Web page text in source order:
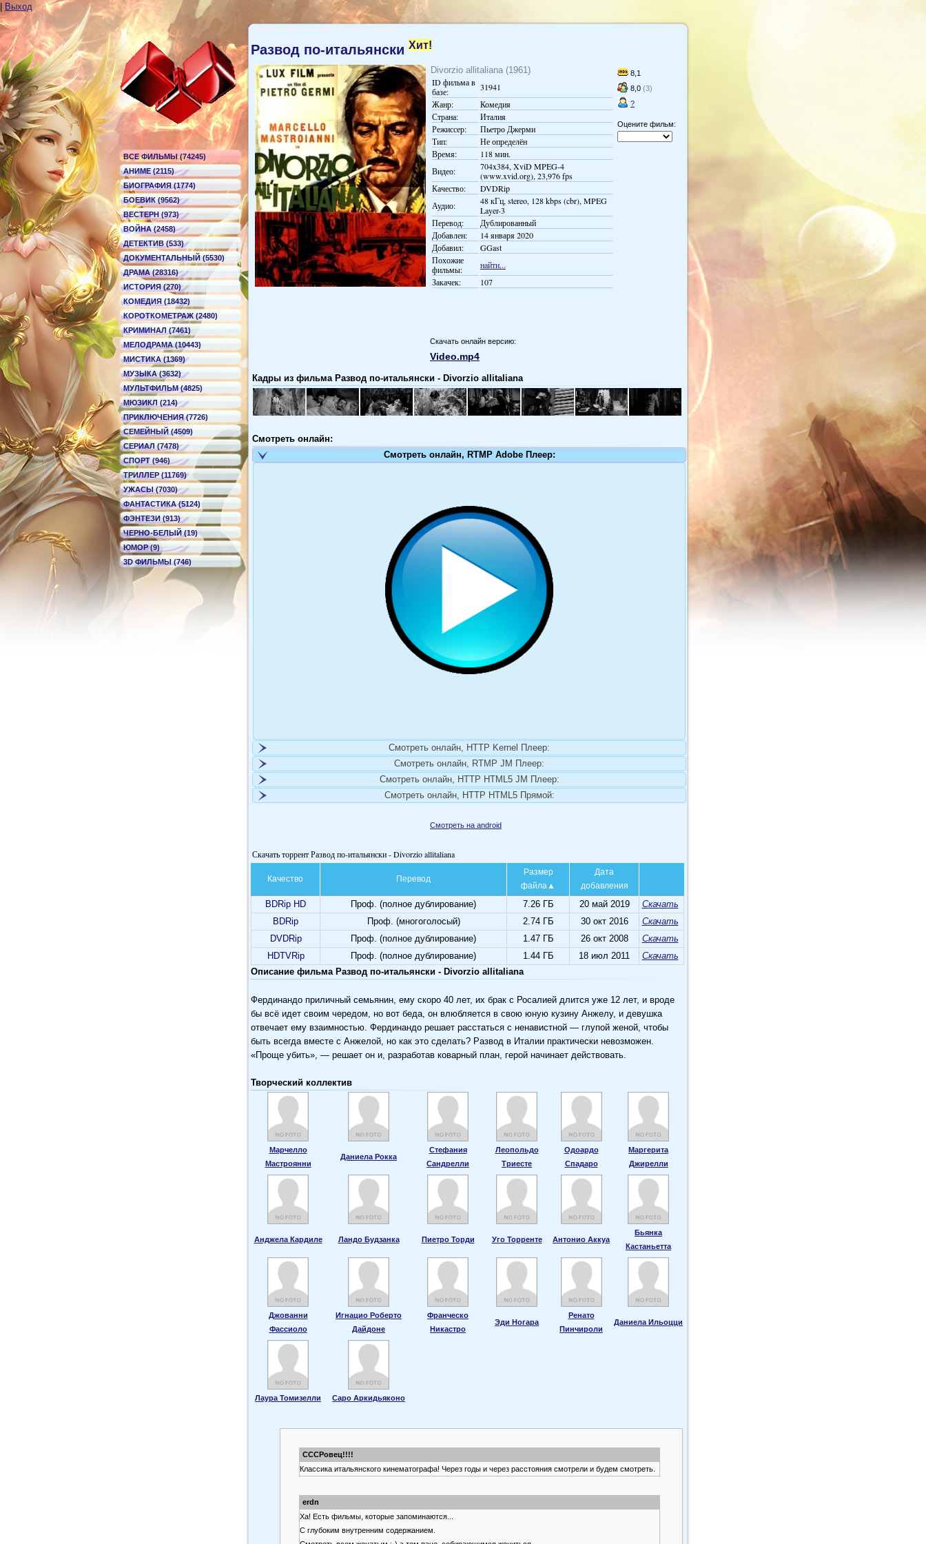
Выход
ВСЕ ФИЛЬМЫ (74245)
АНИМЕ (2115)
БИОГРАФИЯ (1774)
БОЕВИК (9562)
ВЕСТЕРН (973)
ВОЙНА (2458)
ДЕТЕКТИВ (533)
ДОКУМЕНТАЛЬНЫЙ (5530)
ДРАМА (28316)
ИСТОРИЯ (270)
КОМЕДИЯ (18432)
КОРОТКОМЕТРАЖ (2480)
КРИМИНАЛ (7461)
МЕЛОДРАМА (10443)
МИСТИКА (1369)
МУЗЫКА (3632)
МУЛЬТФИЛЬМ (4825)
МЮЗИКЛ (214)
ПРИКЛЮЧЕНИЯ (7726)
СЕМЕЙНЫЙ (4509)
СЕРИАЛ (7478)
СПОРТ (946)
ТРИЛЛЕР (11769)
УЖАСЫ (7030)
ФАНТАСТИКА (5124)
ФЭНТЕЗИ (913)
ЧЕРНО-БЕЛЫЙ (19)
ЮМОР (9)
3D ФИЛЬМЫ (746)
Развод по-итальянски Хит!
8,1
8,0 (3)
?
Оцените фильм:
Divorzio allitaliana (1961)
ID фильма в
базе:
31941
Жанр:
Комедия
Страна:
Италия
Режиссер:
Пьетро Джерми
Тип:
Не определён
Время:
118 мин.
Видео:
704x384, XviD MPEG-4
(www.xvid.org), 23,976 fps
Качество:
DVDRip
Аудио:
48 кГц, stereo, 128 kbps (cbr), MPEG
Layer-3
Перевод:
Дублированный
Добавлен:
14 января 2020
Добавил:
GGast
Похожие
фильмы:
найти...
Закачек:
107
Скачать онлайн версию:
Video.mp4
Кадры из фильма Развод по-итальянски - Divorzio allitaliana
Смотреть онлайн:
Смотреть онлайн, RTMP Adobe Плеер:
Смотреть онлайн, HTTP Kernel Плеер:
Смотреть онлайн, RTMP JM Плеер:
Смотреть онлайн, HTTP HTML5 JM Плеер:
Смотреть онлайн, HTTP HTML5 Прямой:
Смотреть на android
Скачать торрент Развод по-итальянски - Divorzio allitaliana
Качество Перевод
Размер
файла
Дата
добавления
BDRip HD Проф. (полное дублирование) 7.26 ГБ 20 май 2019
Скачать
BDRip
Проф. (многоголосый) 2.74 ГБ 30 окт 2016
Скачать
DVDRip
Проф. (полное дублирование) 1.47 ГБ 26 окт 2008
Скачать
HDTVRip
Проф. (полное дублирование) 1.44 ГБ 18 июл 2011
Скачать
Описание фильма Развод по-итальянски - Divorzio allitaliana
Фердинандо приличный семьянин, ему скоро 40 лет, их брак с Росалией длится уже 12 лет, и вроде
бы всё идет своим чередом, но вот беда, он влюбляется в свою юную кузину Анжелу, и девушка
отвечает ему взаимностью. Фердинандо решает расстаться с ненавистной — глупой женой, чтобы
быть всегда вместе с Анжелой, но как это сделать? Развод в Италии практически невозможен.
«Проще убить», — решает он и, разработав коварный план, герой начинает действовать.
Творческий коллектив
Марчелло
Мастроянни
Даниела Рокка
Стефания
Сандрелли
Леопольдо
Триесте
Одоардо
Спадаро
Маргерита
Джирелли
Анджела Кардиле Ландо Будзанка Пиетро Торди Уго Торренте Антонио Аккуа
Бьянка
Кастаньетта
Джованни
Фассиоло
Игнацио Роберто
Дайдоне
Франческо
Никастро
Эди Ногара
Ренато
Пинчироли
Даниела Ильоцци
Лаура Томизелли Саро Аркидьяконо
СССРовец!!!!
Классика итальянского кинематографа! Через годы и через расстояния смотрели и будем смотреть.
erdn
Ха! Есть фильмы, которые запоминаются...
С глубоким внутренним содержанием.